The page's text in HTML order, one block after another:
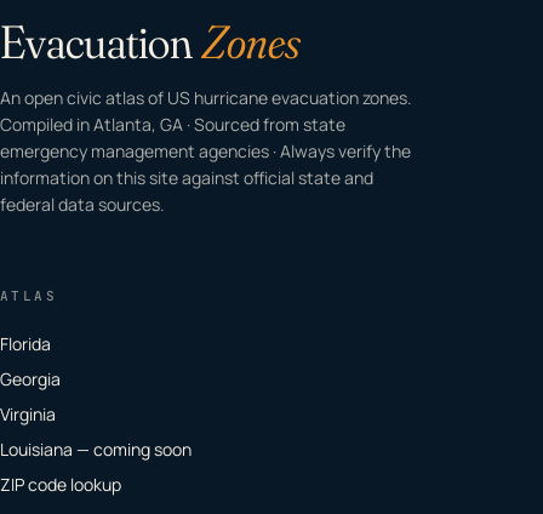
EvacuationZones
An open civic atlas of US hurricane evacuation zones.
Compiled in Atlanta, GA · Sourced from state
emergency management agencies · Always verify the
information on this site against official state and
federal data sources.
ATLAS
Florida
Georgia
Virginia
Louisiana — coming soon
ZIP code lookup